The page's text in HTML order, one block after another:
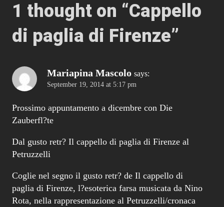
1 thought on “Cappello
di paglia di Firenze”
Mariapina Mascolo says:
September 19, 2014 at 5:17 pm
Prossimo appuntamento a dicembre con Die
Zauberfl?te
Dal gusto retr? Il cappello di paglia di Firenze al
Petruzzelli
Coglie nel segno il gusto retr? de Il cappello di
paglia di Firenze, l?esoterica farsa musicata da Nino
Rota, nella rappresentazione al Petruzzelli/cronaca